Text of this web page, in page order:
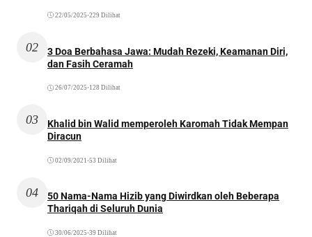
22/05/2025 •229 Dilihat
02
3 Doa Berbahasa Jawa: Mudah Rezeki, Keamanan Diri,
dan Fasih Ceramah
26/07/2025 •128 Dilihat
03
Khalid bin Walid memperoleh Karomah Tidak Mempan
Diracun
02/09/2021 •53 Dilihat
04
50 Nama-Nama Hizib yang Diwirdkan oleh Beberapa
Thariqah di Seluruh Dunia
30/06/2025 •39 Dilihat